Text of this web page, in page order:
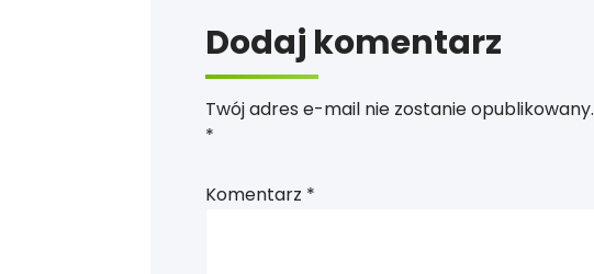
Dodaj komentarz
Twój adres e-mail nie zostanie opublikowany.
*
Komentarz *